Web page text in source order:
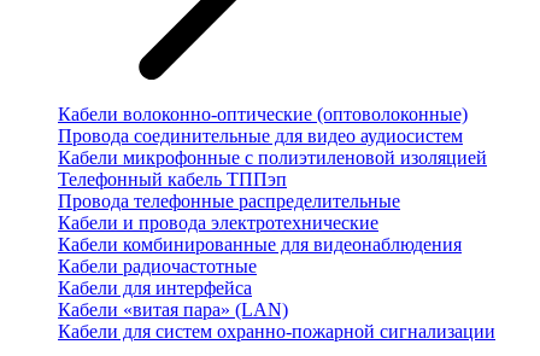
Кабели волоконно-оптические (оптоволоконные)
Провода соединительные для видео аудиосистем
Кабели микрофонные с полиэтиленовой изоляцией
Телефонный кабель ТППэп
Провода телефонные распределительные
Кабели и провода электротехнические
Кабели комбинированные для видеонаблюдения
Кабели радиочастотные
Кабели для интерфейса
Кабели «витая пара» (LAN)
Кабели для систем охранно-пожарной сигнализации